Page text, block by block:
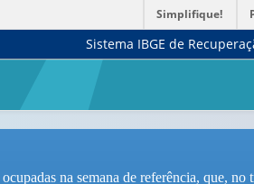
Simplifique!
Sistema IBGE de
na semana de referência, que,